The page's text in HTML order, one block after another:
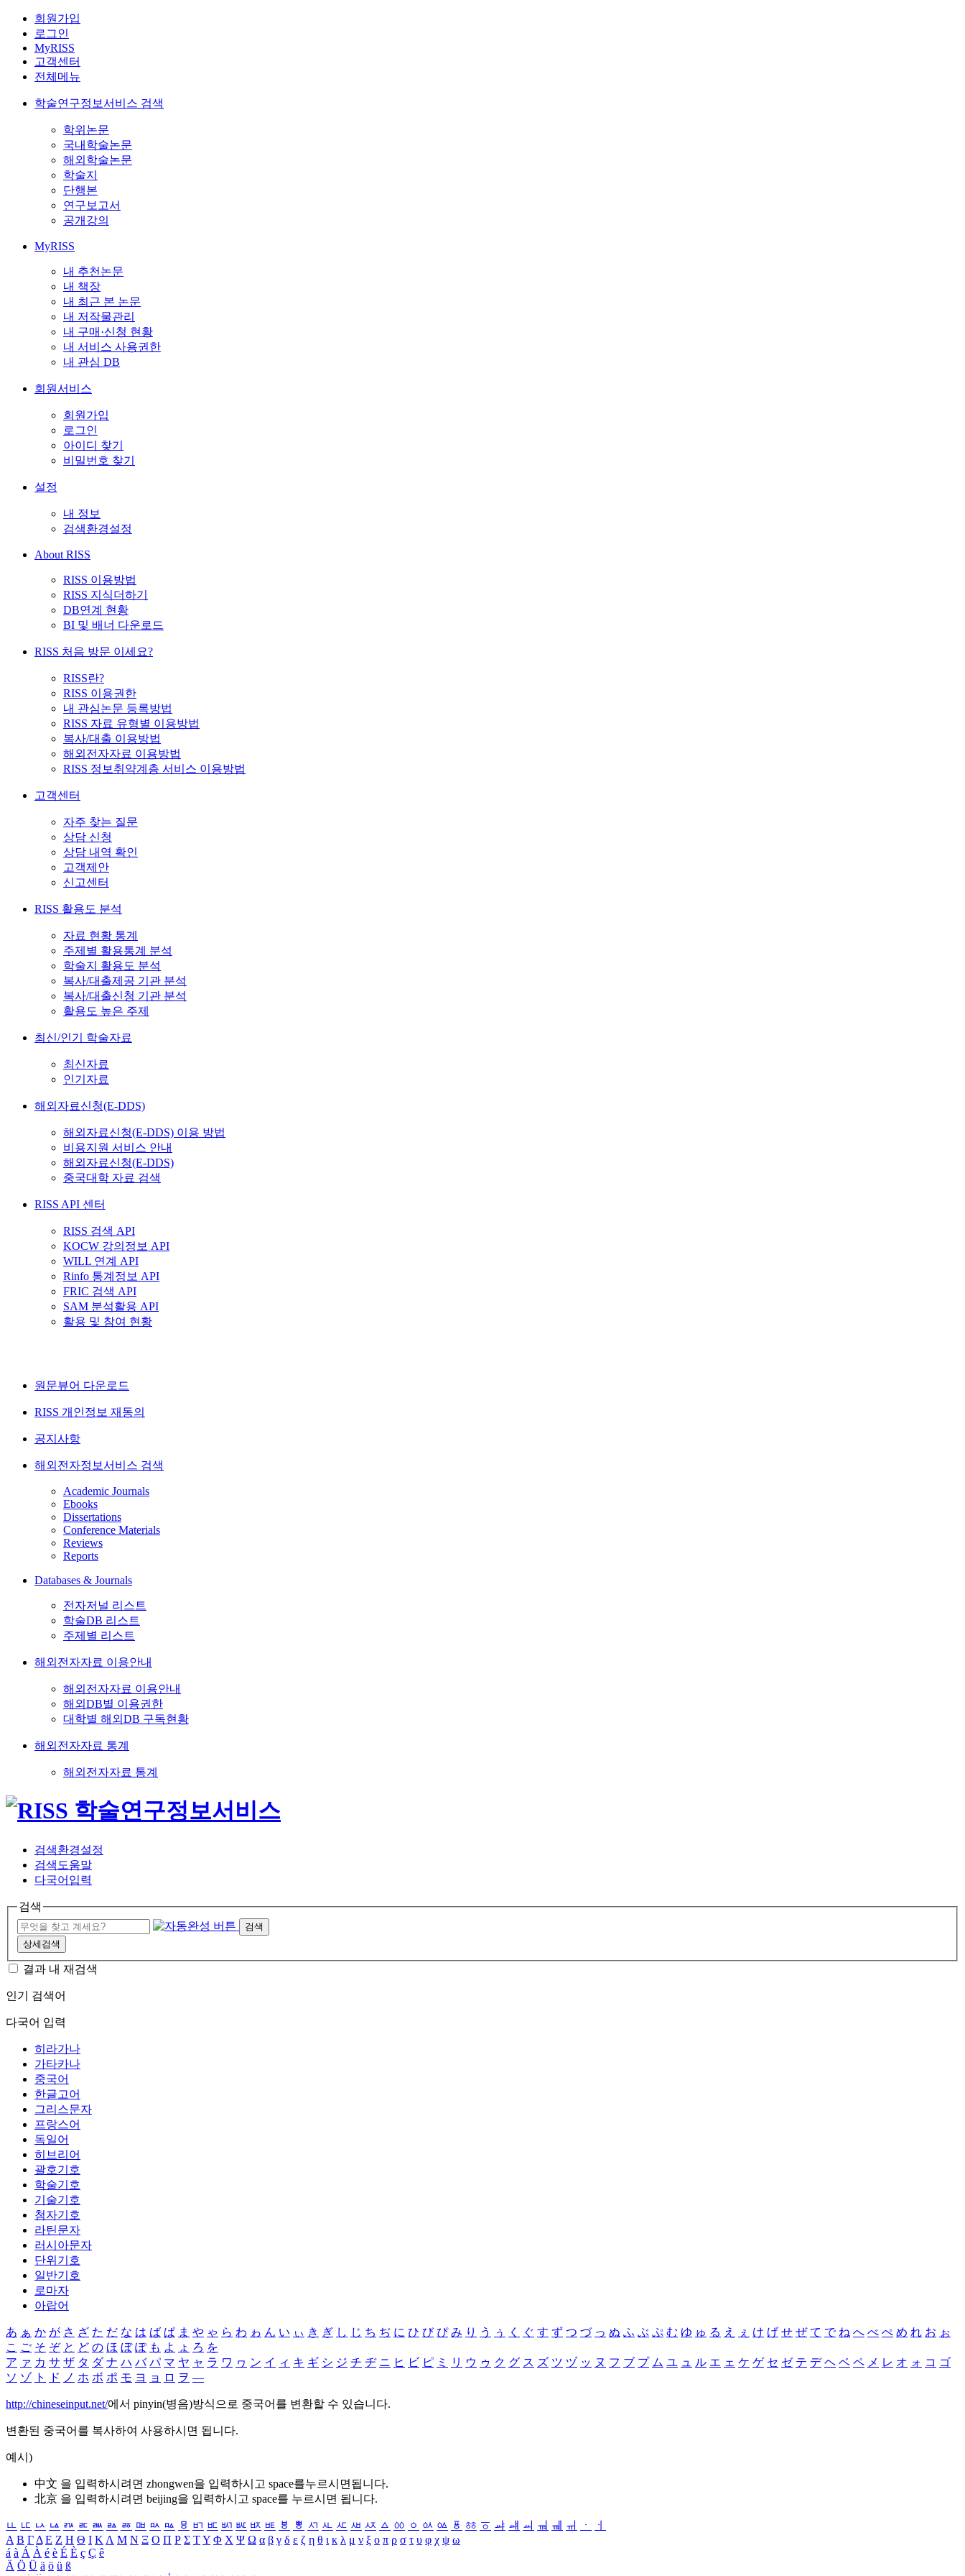
회원가입
로그인
MyRISS
고객센터
전체메뉴
학술연구정보서비스 검색
학위논문
국내학술논문
해외학술논문
학술지
단행본
연구보고서
공개강의
MyRISS
내 추천논문
내 책장
내 최근 본 논문
내 저작물관리
내 구매·신청 현황
내 서비스 사용권한
내 관심 DB
회원서비스
회원가입
로그인
아이디 찾기
비밀번호 찾기
설정
내 정보
검색환경설정
About RISS
RISS 이용방법
RISS 지식더하기
DB연계 현황
BI 및 배너 다운로드
RISS 처음 방문 이세요?
RISS란?
RISS 이용권한
내 관심논문 등록방법
RISS 자료 유형별 이용방법
복사/대출 이용방법
해외전자자료 이용방법
RISS 정보취약계층 서비스 이용방법
고객센터
자주 찾는 질문
상담 신청
상담 내역 확인
고객제안
신고센터
RISS 활용도 분석
자료 현황 통계
주제별 활용통계 분석
학술지 활용도 분석
복사/대출제공 기관 분석
복사/대출신청 기관 분석
활용도 높은 주제
최신/인기 학술자료
최신자료
인기자료
해외자료신청(E-DDS)
해외자료신청(E-DDS) 이용 방법
비용지원 서비스 안내
해외자료신청(E-DDS)
중국대학 자료 검색
RISS API 센터
RISS 검색 API
KOCW 강의정보 API
WILL 연계 API
Rinfo 통계정보 API
FRIC 검색 API
SAM 분석활용 API
활용 및 참여 현황
원문뷰어 다운로드
RISS 개인정보 재동의
공지사항
해외전자정보서비스 검색
Academic Journals
Ebooks
Dissertations
Conference Materials
Reviews
Reports
Databases & Journals
전자저널 리스트
학술DB 리스트
주제별 리스트
해외전자자료 이용안내
해외전자자료 이용안내
해외DB별 이용권한
대학별 해외DB 구독현황
해외전자자료 통계
해외전자자료 통계
검색환경설정
검색도움말
다국어입력
검색
검색
상세검색
결과 내 재검색
인기 검색어
다국어 입력
히라가나
가타카나
중국어
한글고어
그리스문자
프랑스어
독일어
히브리어
괄호기호
학술기호
기술기호
첨자기호
라틴문자
러시아문자
단위기호
일반기호
로마자
아랍어
あ ぁ か が さ ざ た だ な は ば ぱ ま や ゃ ら わ ゎ ん い ぃ き ぎ し じ ち ぢ に ひ び ぴ み り う ぅ く ぐ す ず つ づ っ ぬ ふ ぶ ぷ む ゆ ゅ る え ぇ け げ せ ぜ て で ね へ べ ぺ め れ お ぉ
こ ご そ ぞ と ど の ほ ぼ ぽ も よ ょ ろ を
ア ァ カ サ ザ タ ダ ナ ハ バ パ マ ヤ ャ ラ ワ ヮ ン イ ィ キ ギ シ ジ チ ヂ ニ ヒ ビ ピ ミ リ ウ ゥ ク グ ス ズ ツ ヅ ッ ヌ フ ブ プ ム ユ ュ ル エ ェ ケ ゲ セ ゼ テ デ ヘ ベ ペ メ レ オ ォ コ ゴ
ソ ゾ ト ド ノ ホ ボ ポ モ ヨ ョ ロ ヲ ―
http://chineseinput.net/에서 pinyin(병음)방식으로 중국어를 변환할 수 있습니다.
변환된 중국어를 복사하여 사용하시면 됩니다.
예시)
中文 을 입력하시려면 zhongwen을 입력하시고 space를누르시면됩니다.
北京 을 입력하시려면 beijing을 입력하시고 space를 누르시면 됩니다.
ㅥ ㅦ ㅧ ㅨ ㅩ ㅪ ㅫ ㅬ ㅭ ㅮ ㅯ ㅰ ㅱ ㅲ ㅳ ㅴ ㅵ ㅶ ㅷ ㅸ ㅹ ㅺ ㅻ ㅼ ㅽ ㅾ ㅿ ㆀ ㆁ ㆂ ㆃ ㆄ ㆅ ㆆ ㆇ ㆈ ㆉ ㆊ ㆋ ㆌ ㆍ
ㆎ
Α Β ΓΔ Ε Ζ Η Θ Ι ΚΛ Μ Ν Ξ Ο Π Ρ Σ ΤΥ Φ Χ Ψ Ω α β γ δ ε ζ η θ ι κ λ μ ν ξ ο π ρ σ τ υ φ χ ψ ω
á à Á À é è É È ç Ç ê
Ä Ö Ü ä ö ü ß